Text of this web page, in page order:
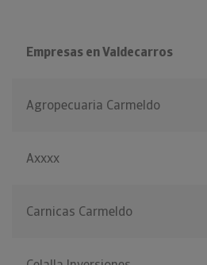
Empresas en Valdecarros
Agropecuaria Carmeldo
Axxxx
Carnicas Carmeldo